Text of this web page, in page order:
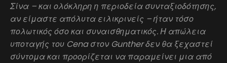
Σίνα – και ολόκληρη η περιοδεία συνταξιοδότησης,
αν είμαστε απόλυτα ειλικρινείς – ήταν τόσο
πολωτικός όσο και συναισθηματικός. Η απώλεια
υποταγής του Cena στον Gunther δεν θα ξεχαστεί
σύντομα και προορίζεται να παραμείνει μια από